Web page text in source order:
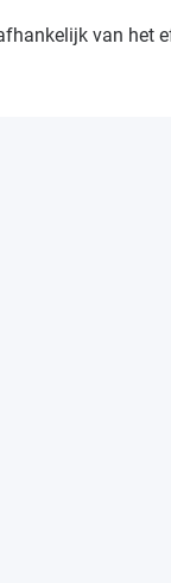
van het